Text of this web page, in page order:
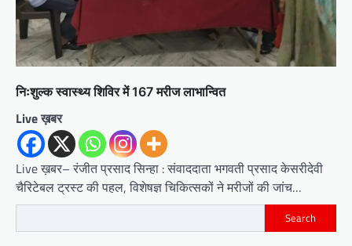
निःशुल्क स्वास्थ्य शिविर में 167 मरीज लाभान्वित
Live ख़बर
Live ख़बर– रंजीत प्रसाद सिन्हा : संवाददाता भगवती प्रसाद केसरीदेवी
चैरिटेबल ट्रस्ट की पहल, विशेषज्ञ चिकित्सकों ने मरीजों की जांच…
Search